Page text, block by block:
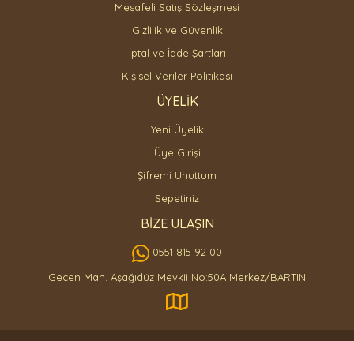
Mesafeli Satış Sözleşmesi
Gizlilik ve Güvenlik
İptal ve İade Şartları
Kişisel Veriler Politikası
ÜYELİK
Yeni Üyelik
Üye Girişi
Şifremi Unuttum
Sepetiniz
BİZE ULAŞIN
0551 815 92 00
Gecen Mah. Aşağıdüz Mevkii No:50A Merkez/BARTIN